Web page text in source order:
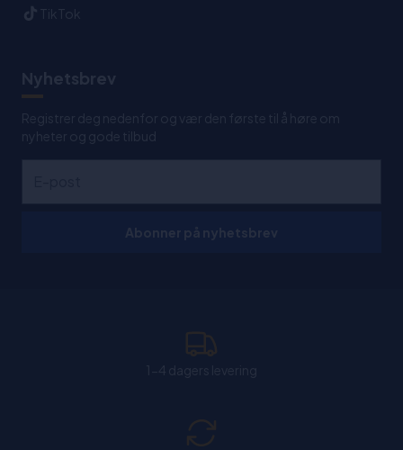
TikTok
Nyhetsbrev
Registrer deg nedenfor og vær den første til å høre om
nyheter og gode tilbud